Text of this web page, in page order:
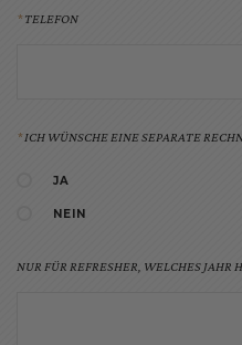
TELEFON
ICH WÜNSCHE EINE SEPARATE
JA
NEIN
NUR FÜR REFRESHER, WELCHES